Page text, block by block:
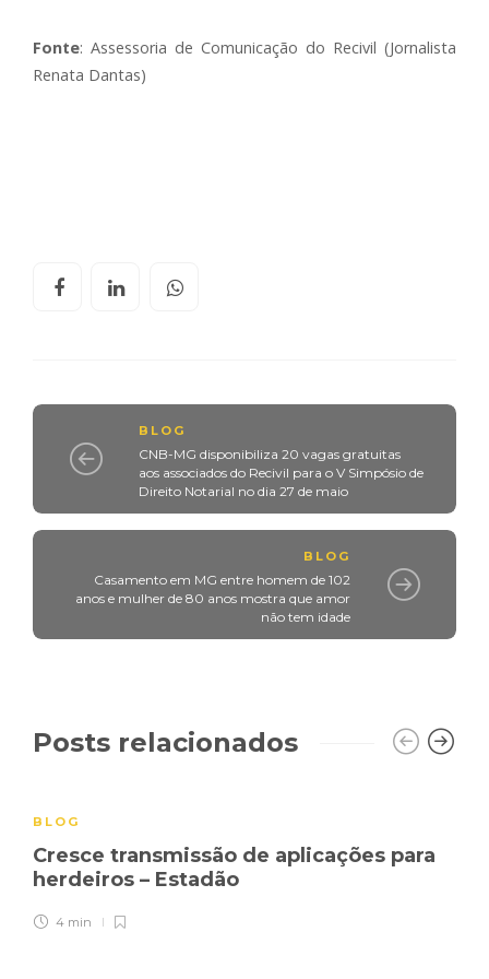
Fonte: Assessoria de Comunicação do Recivil (Jornalista
Renata Dantas)
BLOG
CNB-MG disponibiliza 20 vagas gratuitas
aos associados do Recivil para o V Simpósio de
Direito Notarial no dia 27 de maio
BLOG
Casamento em MG entre homem de 102
anos e mulher de 80 anos mostra que amor
não tem idade
Posts relacionados
BLOG
Cresce transmissão de aplicações para
herdeiros – Estadão
4 min